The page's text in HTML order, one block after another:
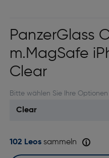
PanzerGlass
m.MagSafe
Clear
Bitte wählen Sie Ihre
102 Leossammeln